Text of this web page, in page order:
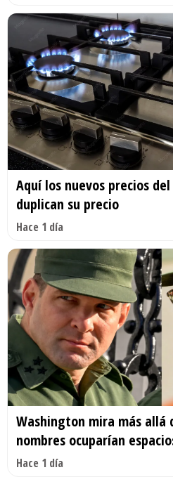
Aquí los nuevos precios
duplican su precio
Hace 1 día
Washington mira más allá
nombres ocuparían
Hace 1 día